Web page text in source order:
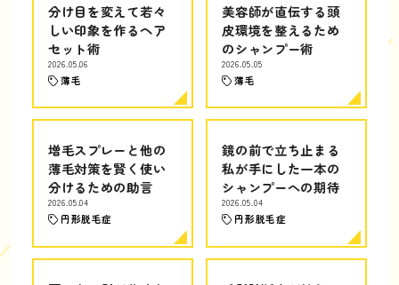
分け目を変えて若々
しい印象を作るヘア
セット術
2026.05.06
薄毛
美容師が直伝する頭
皮環境を整えるため
のシャンプー術
2026.05.05
薄毛
増毛スプレーと他の
薄毛対策を賢く使い
分けるための助言
2026.05.04
円形脱毛症
鏡の前で立ち止まる
私が手にした一本の
シャンプーへの期待
2026.05.04
円形脱毛症